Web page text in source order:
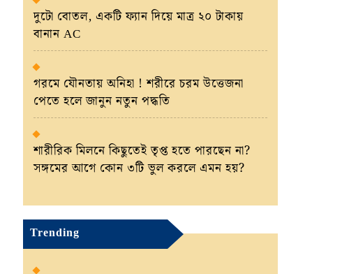
দুটো বোতল, একটি ফ্যান দিয়ে মাত্র ২০ টাকায়
বানান AC
গরমে যৌনতায় অনিহা ! শরীরে চরম উত্তেজনা
পেতে হলে জানুন নতুন পদ্ধতি
শারীরিক মিলনে কিছুতেই তৃপ্ত হতে পারছেন না?
সঙ্গমের আগে কোন ৩টি ভুল করলে এমন হয়?
Trending